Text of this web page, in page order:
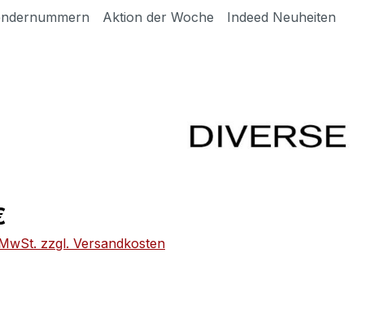
Aktion der Woche
Indeed Neuheiten
zzgl. Versandkosten